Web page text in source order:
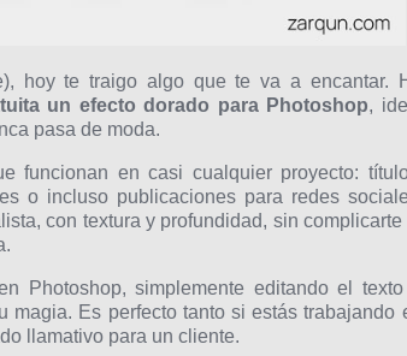
hoy te traigo algo que te va a encantar.
un efecto dorado para Photoshop,
pasa de moda.
funcionan en casi cualquier proyecto:
o incluso publicaciones para redes
con textura y profundidad, sin complicarte
Photoshop, simplemente editando el
Es perfecto tanto si estás trabajando
llamativo para un cliente.